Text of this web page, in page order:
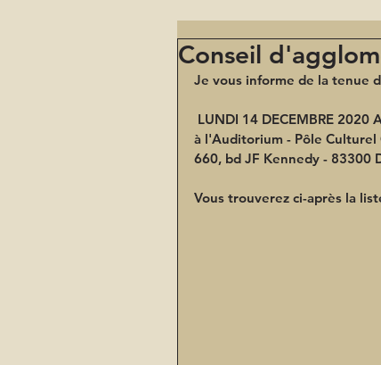
Conseil
Je vous informe de la tenue
LUNDI 14 DECEMBRE 2020
à l'Auditorium - Pôle Culturel
660, bd JF Kennedy - 83300
Vous trouverez ci-après la